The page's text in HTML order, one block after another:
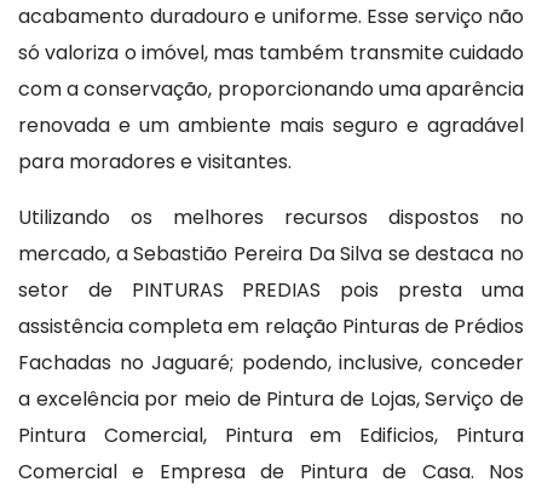
acabamento duradouro e uniforme. Esse serviço não
só valoriza o imóvel, mas também transmite cuidado
com a conservação, proporcionando uma aparência
renovada e um ambiente mais seguro e agradável
para moradores e visitantes.
Utilizando os melhores recursos dispostos no
mercado, a Sebastião Pereira Da Silva se destaca no
setor de PINTURAS PREDIAS pois presta uma
assistência completa em relação Pinturas de Prédios
Fachadas no Jaguaré; podendo, inclusive, conceder
a excelência por meio de Pintura de Lojas, Serviço de
Pintura Comercial, Pintura em Edificios, Pintura
Comercial e Empresa de Pintura de Casa. Nos